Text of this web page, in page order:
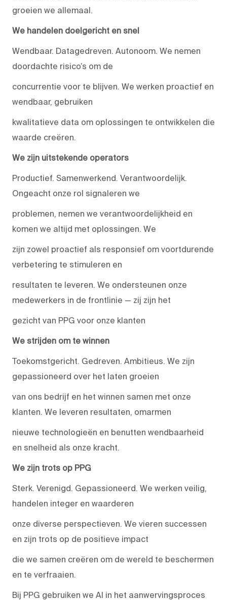
groeien we allemaal.
We handelen doelgericht en snel
Wendbaar. Datagedreven. Autonoom. We nemen
doordachte risico’s om de
concurrentie voor te blijven. We werken proactief en
wendbaar, gebruiken
kwalitatieve data om oplossingen te ontwikkelen die
waarde creëren.
We zijn uitstekende operators
Productief. Samenwerkend. Verantwoordelijk.
Ongeacht onze rol signaleren we
problemen, nemen we verantwoordelijkheid en
komen we altijd met oplossingen. We
zijn zowel proactief als responsief om voortdurende
verbetering te stimuleren en
resultaten te leveren. We ondersteunen onze
medewerkers in de frontlinie — zij zijn het
gezicht van PPG voor onze klanten
We strijden om te winnen
Toekomstgericht. Gedreven. Ambitieus. We zijn
gepassioneerd over het laten groeien
van ons bedrijf en het winnen samen met onze
klanten. We leveren resultaten, omarmen
nieuwe technologieën en benutten wendbaarheid
en snelheid als onze kracht.
We zijn trots op PPG
Sterk. Verenigd. Gepassioneerd. We werken veilig,
handelen integer en waarderen
onze diverse perspectieven. We vieren successen
en zijn trots op de positieve impact
die we samen creëren om de wereld te beschermen
en te verfraaien.
Bij PPG gebruiken we AI in het aanwervingsproces